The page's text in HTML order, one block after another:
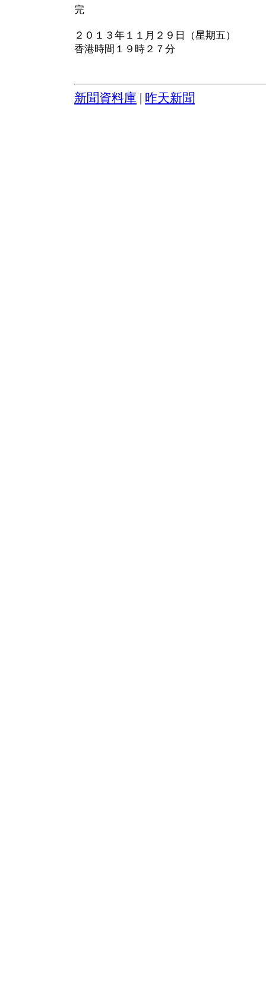
完
２０１３年１１月２９日（星期五）
香港時間１９時２７分
新聞資料庫 昨天新聞